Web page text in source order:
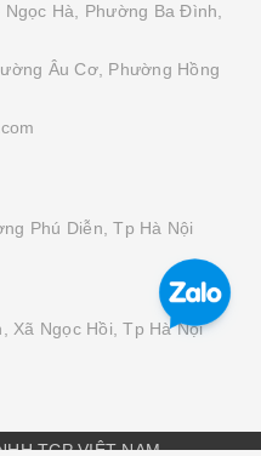
Hà, Phường Ba Đình,
Âu Cơ, Phường Hồng
Phú Diễn, Tp Hà Nội
Xã Ngọc Hồi, Tp Hà Nội
TCP VIỆT NAM